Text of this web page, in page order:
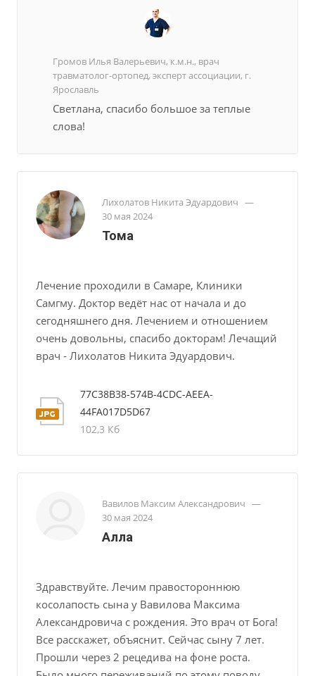
Громов Илья Валерьевич, к.м.н., врач
травматолог-ортопед, эксперт ассоциации, г.
Ярославль
Светлана, спасибо большое за теплые
слова!
Лихолатов Никита Эдуардович —
30 мая 2024
Тома
Лечение проходили в Самаре, Клиники
Самгму. Доктор ведёт нас от начала и до
сегодняшнего дня. Лечением и отношением
очень довольны, спасибо докторам! Лечащий
врач - Лихолатов Никита Эдуардович.
77C38B38-574B-4CDC-AEEA-
44FA017D5D67
102,3 Кб
Вавилов Максим Александрович —
30 мая 2024
Алла
Здравствуйте. Лечим правостороннюю
косолапость сына у Вавилова Максима
Александровича с рождения. Это врач от Бога!
Все расскажет, объяснит. Сейчас сыну 7 лет.
Прошли через 2 рецедива на фоне роста.